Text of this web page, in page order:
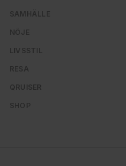
SAMHÄLLE
NÖJE
LIVSSTIL
RESA
QRUISER
SHOP